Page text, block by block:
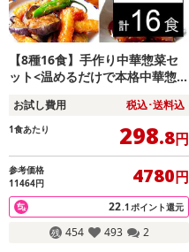
【8種16食】手作り中華惣菜セ
ット<温めるだけで本格中華惣菜
お試し費用 税込･送料込
1食あたり 298.8円
参考価格
11464円
4780円
22.1ポイント還元
454 493 2